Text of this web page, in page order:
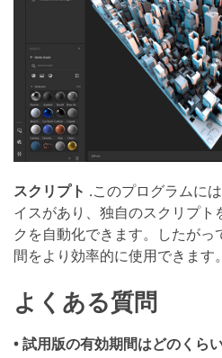
スクリプト .このプログラムに
イスがあり、独自のスクリプト
クを自動化できます。したが
間をより効率的に使用できます。
よくある質問
• 試用版の有効期間はどのくら